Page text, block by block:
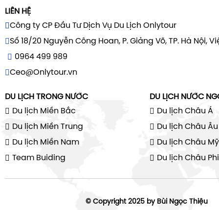
LIÊN HỆ
Công ty CP Đầu Tư Dịch Vụ Du Lịch Onlytour
Số 18/20 Nguyễn Công Hoan, P. Giảng Võ, TP. Hà Nội,
0964 499 989
Ceo@Onlytour.vn
DU LỊCH TRONG NƯỚC
Du lịch Miền Bắc
Du lịch Miền Trung
Du lịch Miền Nam
Team Buiding
DU LỊCH NƯỚC
Du lịch Châu Á
Du lịch Châu Âu
Du lịch Châu Mỹ
Du lịch Châu Phi
© Copyright 2025 by Bùi Ngọc Thiệu